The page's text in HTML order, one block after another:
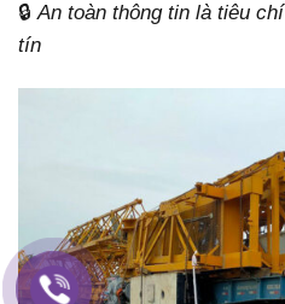
🔒An toàn thông tin là tiêu
tín